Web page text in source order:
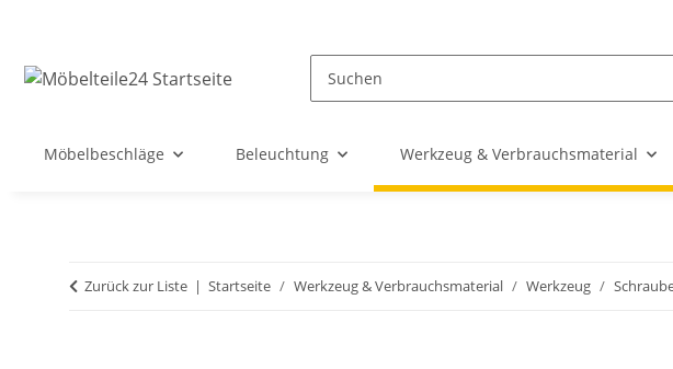
Möbelbeschläge Beleuchtung Werkzeug & Verbrauchsmaterial
Zurück zur Liste Startseite Werkzeug & Verbrauchsmaterial Werkzeug